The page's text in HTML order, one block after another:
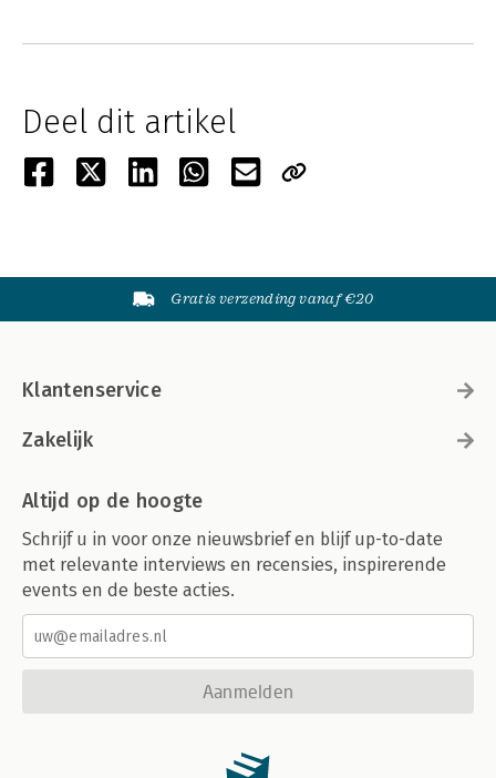
Deel dit artikel
Gratis verzending vanaf €20
Klantenservice
Zakelijk
Altijd op de hoogte
Schrijf u in voor onze nieuwsbrief en blijf up-to-date
met relevante interviews en recensies, inspirerende
events en de beste acties.
Aanmelden